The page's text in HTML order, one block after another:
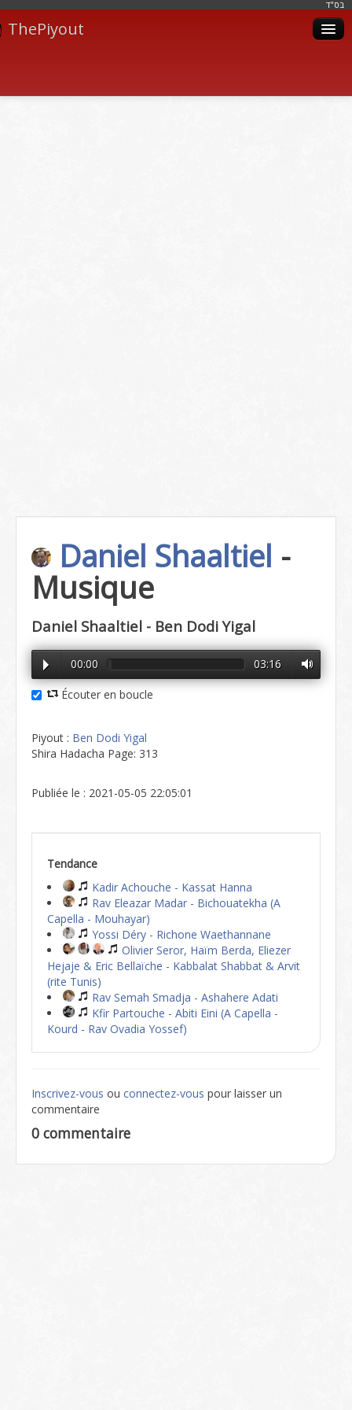
בּס"ד
ThePiyout
Daniel Shaaltiel -
Musique
Daniel Shaaltiel - Ben Dodi Yigal
00:00 03:16
Écouter en boucle
Piyout : Ben Dodi Yigal
Shira Hadacha Page: 313
Publiée le : 2021-05-05 22:05:01
Tendance
Kadir Achouche - Kassat Hanna
Rav Eleazar Madar - Bichouatekha (A
Capella - Mouhayar)
Yossi Déry - Richone Waethannane
Olivier Seror, Haïm Berda, Eliezer
Hejaje & Eric Bellaïche - Kabbalat Shabbat & Arvit
(rite Tunis)
Rav Semah Smadja - Ashahere Adati
Kfir Partouche - Abiti Eini (A Capella -
Kourd - Rav Ovadia Yossef)
Inscrivez-vous ou connectez-vous pour laisser un
commentaire
0 commentaire